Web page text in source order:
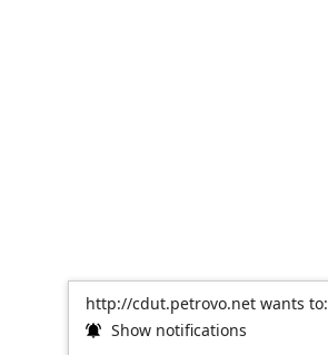
http://cdut.petrovo.net wants to:
Show notifications